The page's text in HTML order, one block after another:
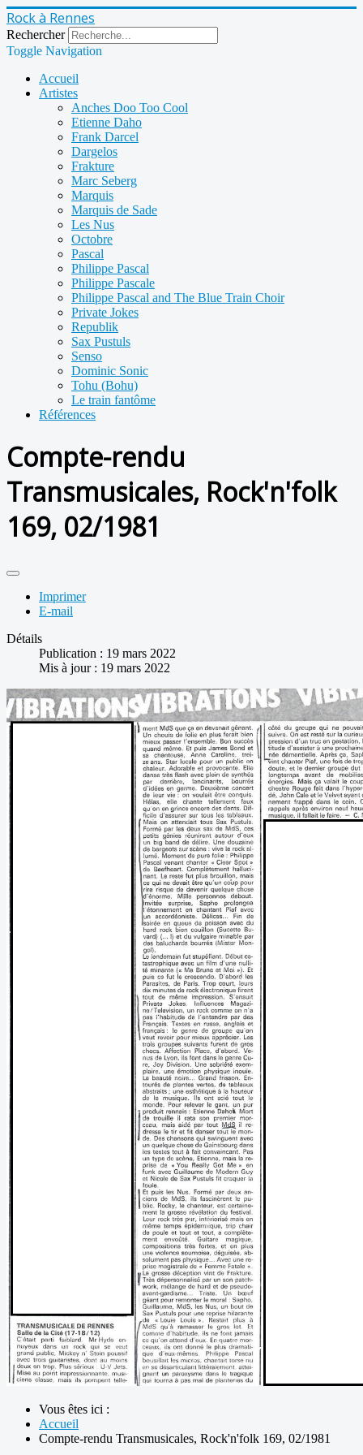
Rock à Rennes
Rechercher
Toggle Navigation
Accueil
Artistes
Anches Doo Too Cool
Etienne Daho
Frank Darcel
Dargelos
Frakture
Marc Seberg
Marquis
Marquis de Sade
Les Nus
Octobre
Pascal
Philippe Pascal
Philippe Pascale
Philippe Pascal and The Blue Train Choir
Private Jokes
Republik
Sax Pustuls
Senso
Dominic Sonic
Tohu (Bohu)
Le train fantôme
Références
Compte-rendu
Transmusicales, Rock'n'folk
169, 02/1981
Imprimer
E-mail
Détails
Publication : 19 mars 2022
Mis à jour : 19 mars 2022
Vous êtes ici :
Accueil
Compte-rendu Transmusicales, Rock'n'folk 169, 02/1981